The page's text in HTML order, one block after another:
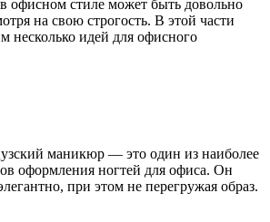
офисном стиле может быть довольно
на свою строгость. В этой части
несколько идей для офисного
маникюр — это один из наиболее
оформления ногтей для офиса. Он
при этом не перегружая образ.